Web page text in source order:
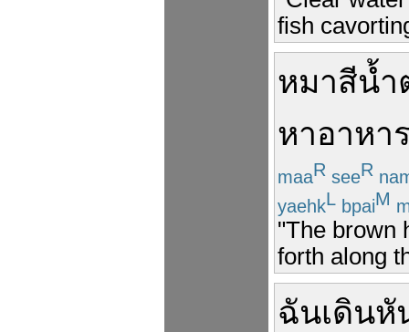
fish
หมาสีน้ำ
หาอาหา
maaR seeR
yaehkL bpaiM
"The brown
forth along
ฉันเดินหั